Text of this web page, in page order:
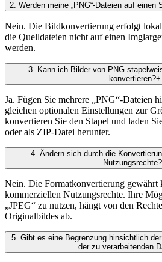
2. Werden meine „PNG“-Dateien auf einen
Nein. Die Bildkonvertierung erfolgt
die Quelldateien nicht auf einen
werden.
3. Kann ich Bilder von PNG
konvertieren?+
Ja. Fügen Sie mehrere „PNG“-Dateien
gleichen optionalen Einstellungen zur
konvertieren Sie den Stapel und laden
oder als ZIP-Datei herunter.
4. Ändern sich durch die
Nutzungsrechte?
Nein. Die Formatkonvertierung gewährt
kommerziellen Nutzungsrechte. Ihre
„JPEG“ zu nutzen, hängt von den
Originalbildes ab.
5. Gibt es eine Begrenzung hinsichtlich
der zu verarbeitenden